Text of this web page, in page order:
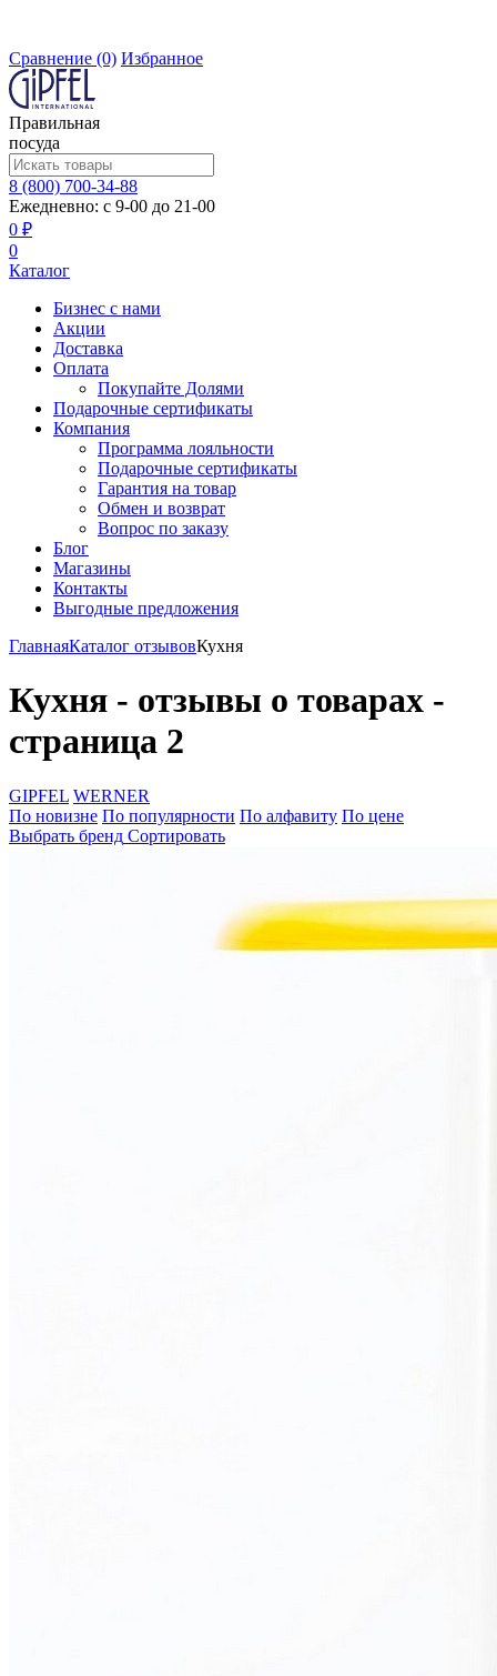
Сравнение (0) Избранное
Правильная
посуда
8 (800) 700-34-88
Ежедневно: с 9-00 до 21-00
0 ₽
0
Каталог
Бизнес с нами
Акции
Доставка
Оплата
Покупайте Долями
Подарочные сертификаты
Компания
Программа лояльности
Подарочные сертификаты
Гарантия на товар
Обмен и возврат
Вопрос по заказу
Блог
Магазины
Контакты
Выгодные предложения
ГлавнаяКаталог отзывовКухня
Кухня - отзывы о товарах -
страница 2
GIPFEL WERNER
По новизне По популярности По алфавиту По цене
Выбрать бренд Сортировать